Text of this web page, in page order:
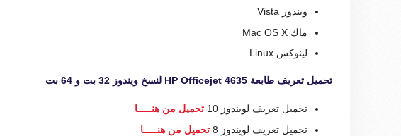
ويندوز Vista
ماك Mac OS X
لينوكس Linux
تحميل تعريف طابعة HP Officejet 4635 لنسخ ويندوز 32 بت و 64 بت
تحميل تعريف لويندوز 10
تحميل من هنـــــا
تحميل تعريف لويندوز 8
تحميل من هنـــــا